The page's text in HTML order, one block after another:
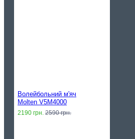
Волейбольний м'яч
Molten V5M4000
2190 грн. 2590 грн.